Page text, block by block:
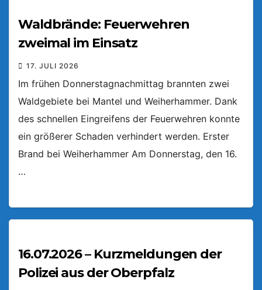
Waldbrände: Feuerwehren
zweimal im Einsatz
17. JULI 2026
Im frühen Donnerstagnachmittag brannten zwei
Waldgebiete bei Mantel und Weiherhammer. Dank
des schnellen Eingreifens der Feuerwehren konnte
ein größerer Schaden verhindert werden. Erster
Brand bei Weiherhammer Am Donnerstag, den 16.
…
16.07.2026 – Kurzmeldungen der
Polizei aus der Oberpfalz